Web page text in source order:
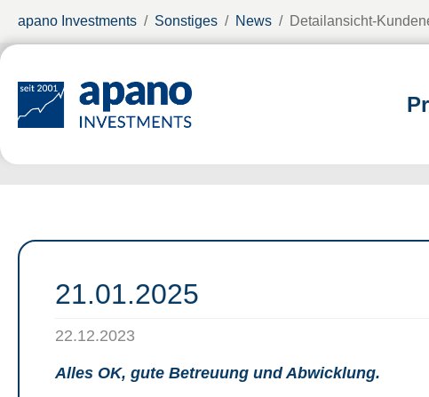
Sie sind hier:
apano Investments Sonstiges News Detailansicht-
21.01.2025
22.12.2023
Alles OK, gute Betreuung und Abwicklung.